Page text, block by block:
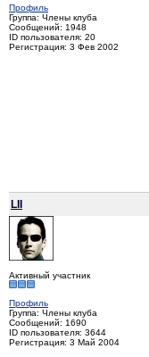
Профиль
Группа: Члены клуба
Сообщений: 1948
ID пользователя: 20
Регистрация: 3 Фев 2002
LII
Активный участник
Профиль
Группа: Члены клуба
Сообщений: 1690
ID пользователя: 3644
Регистрация: 3 Май 2004